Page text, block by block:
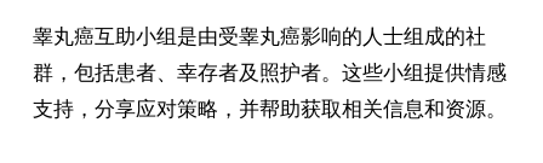
睾丸癌互助小组是由受睾丸癌影响的人士组成的社
群，包括患者、幸存者及照护者。这些小组提供情感
支持，分享应对策略，并帮助获取相关信息和资源。